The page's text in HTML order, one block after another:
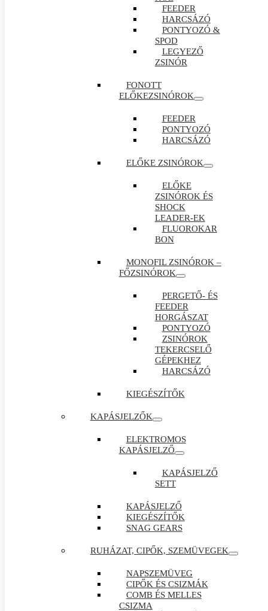
FEEDER
HARCSÁZÓ
PONTYOZÓ &
SPOD
LEGYEZŐ
ZSINÓR
FONOTT
ELŐKEZSINÓROK
FEEDER
PONTYOZÓ
HARCSÁZÓ
ELŐKE ZSINÓROK
ELŐKE
ZSINÓROK ÉS
SHOCK
LEADER-EK
FLUOROKAR
BON
MONOFIL ZSINÓROK –
FŐZSINÓROK
PERGETŐ- ÉS
FEEDER
HORGÁSZAT
PONTYOZÓ
ZSINÓROK
TEKERCSELŐ
GÉPEKHEZ
HARCSÁZÓ
KIEGÉSZÍTŐK
KAPÁSJELZŐK
ELEKTROMOS
KAPÁSJELZŐ
KAPÁSJELZŐ
SETT
KAPÁSJELZŐ
KIEGÉSZÍTŐK
SNAG GEARS
RUHÁZAT, CIPŐK, SZEMÜVEGEK
NAPSZEMÜVEG
CIPŐK ÉS CSIZMÁK
COMB ÉS MELLES
CSIZMA